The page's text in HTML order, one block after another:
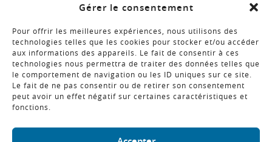
Gérer le consentement
Pour offrir les meilleures expériences, nous utilisons des
technologies telles que les cookies pour stocker et/ou accéder
aux informations des appareils. Le fait de consentir à ces
technologies nous permettra de traiter des données telles que
le comportement de navigation ou les ID uniques sur ce site.
Le fait de ne pas consentir ou de retirer son consentement
peut avoir un effet négatif sur certaines caractéristiques et
fonctions.
BROCHURES
NEWSLETTER
COPYRIGHT © 2018 - RÉALISATION ALTIMAX